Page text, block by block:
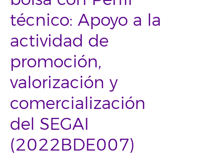
técnico: Apoyo a la
actividad de
promoción,
valorización y
comercialización
del SEGAI
(2022BDE007)